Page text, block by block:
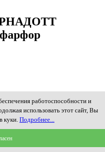
работоспособности и
использовать этот сайт, Вы
куки. Подробнее...